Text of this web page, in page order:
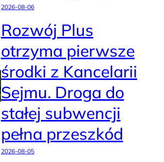
2026-08-06
Rozwój Plus
otrzyma pierwsze
środki z Kancelarii
Sejmu. Droga do
stałej subwencji
pełna przeszkód
2026-08-05